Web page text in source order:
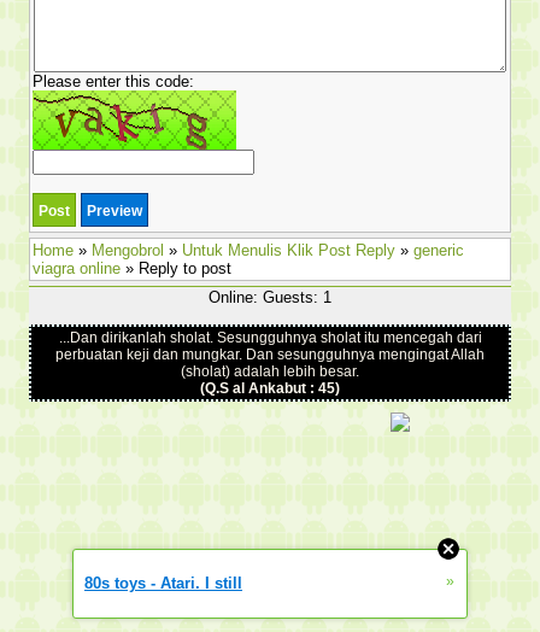
Please enter this code:
Home » Mengobrol » Untuk Menulis Klik Post Reply » generic
viagra online » Reply to post
Online: Guests: 1
...Dan dirikanlah sholat. Sesungguhnya sholat itu mencegah dari
perbuatan keji dan mungkar. Dan sesungguhnya mengingat Allah
(sholat) adalah lebih besar.
(Q.S al Ankabut : 45)
80s toys - Atari. I still »